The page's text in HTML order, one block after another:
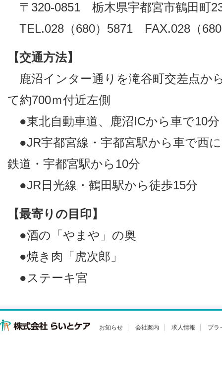
〒320-0851 栃木県宇都宮市鶴田町
TEL.028（680）5871 FAX.028（
【交通方法】
鹿沼インター通りを滝谷町交差点か
て約700ｍ付近左側
●東北自動車道、鹿沼ICから車で10分
●JR宇都宮線・宇都宮駅から車で西
鉄道・宇都宮駅から10分
●JR日光線・鶴田駅から徒歩15分
【最寄りの目印】
●酒の「やまや」の奥
●焼き肉「虎次郎」
●ステーキ宮
お知らせ 会社案内 求人情報 プラ